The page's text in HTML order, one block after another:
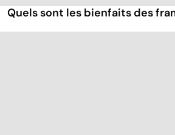
Quels sont les bienfaits des